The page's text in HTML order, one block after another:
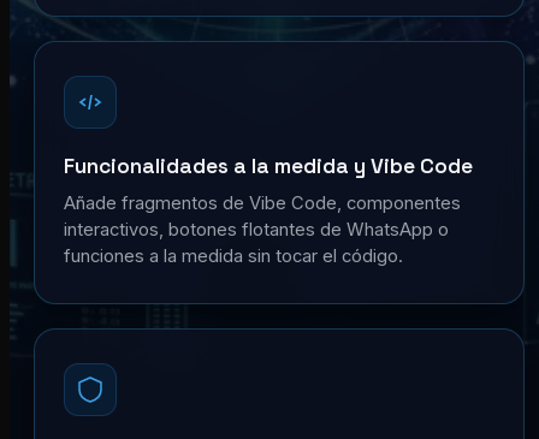
Funcionalidades a la medida y Vibe Code
Añade fragmentos de Vibe Code, componentes
interactivos, botones flotantes de WhatsApp o
funciones a la medida sin tocar el código.